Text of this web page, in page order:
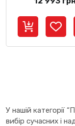
У нашій категорії
вибір сучасних і